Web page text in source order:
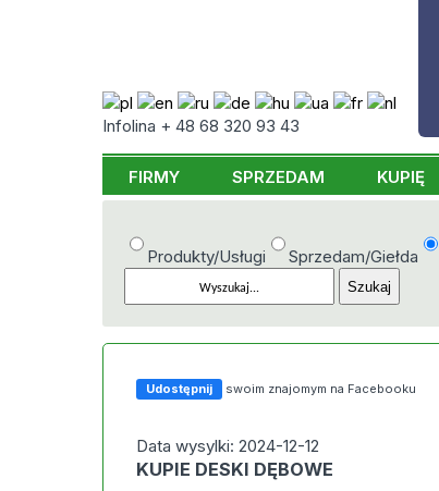
Infolina + 48 68 320 93 43
FIRMY SPRZEDAM KUPIĘ
Produkty/Usługi Sprzedam/Giełda
Udostępnij swoim znajomym na Facebooku
Data wysylki: 2024-12-12
KUPIE DESKI DĘBOWE